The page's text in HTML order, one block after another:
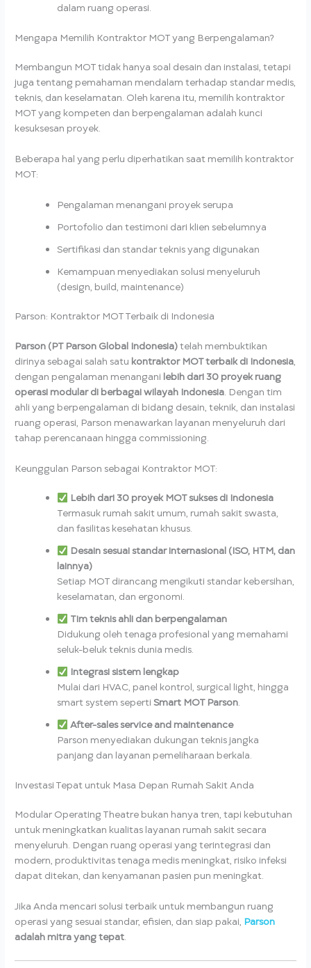
dalam ruang operasi.
Mengapa Memilih Kontraktor MOT yang Berpengalaman?
Membangun MOT tidak hanya soal desain dan instalasi, tetapi
juga tentang pemahaman mendalam terhadap standar medis,
teknis, dan keselamatan. Oleh karena itu, memilih kontraktor
MOT yang kompeten dan berpengalaman adalah kunci
kesuksesan proyek.
Beberapa hal yang perlu diperhatikan saat memilih kontraktor
MOT:
Pengalaman menangani proyek serupa
Portofolio dan testimoni dari klien sebelumnya
Sertifikasi dan standar teknis yang digunakan
Kemampuan menyediakan solusi menyeluruh
(design, build, maintenance)
Parson: Kontraktor MOT Terbaik di Indonesia
Parson (PT Parson Global Indonesia)telah membuktikan
dirinya sebagai salah satu kontraktor MOT terbaik di Indonesia,
dengan pengalaman menangani lebih dari 30 proyek ruang
operasi modular di berbagai wilayah Indonesia. Dengan tim
ahli yang berpengalaman di bidang desain, teknik, dan instalasi
ruang operasi, Parson menawarkan layanan menyeluruh dari
tahap perencanaan hingga commissioning.
Keunggulan Parson sebagai Kontraktor MOT:
Lebih dari 30 proyek MOT sukses di Indonesia
Termasuk rumah sakit umum, rumah sakit swasta,
dan fasilitas kesehatan khusus.
Desain sesuai standar internasional (ISO, HTM, dan
lainnya)
Setiap MOT dirancang mengikuti standar kebersihan,
keselamatan, dan ergonomi.
Tim teknis ahli dan berpengalaman
Didukung oleh tenaga profesional yang memahami
seluk-beluk teknis dunia medis.
Integrasi sistem lengkap
Mulai dari HVAC, panel kontrol, surgical light, hingga
smart system sepertiSmart MOT Parson.
After-sales service and maintenance
Parson menyediakan dukungan teknis jangka
panjang dan layanan pemeliharaan berkala.
Investasi Tepat untuk Masa Depan Rumah Sakit Anda
Modular Operating Theatre bukan hanya tren, tapi kebutuhan
untuk meningkatkan kualitas layanan rumah sakit secara
menyeluruh. Dengan ruang operasi yang terintegrasi dan
modern, produktivitas tenaga medis meningkat, risiko infeksi
dapat ditekan, dan kenyamanan pasien pun meningkat.
Jika Anda mencari solusi terbaik untuk membangun ruang
operasi yang sesuai standar, efisien, dan siap pakai, Parson
adalah mitra yang tepat.